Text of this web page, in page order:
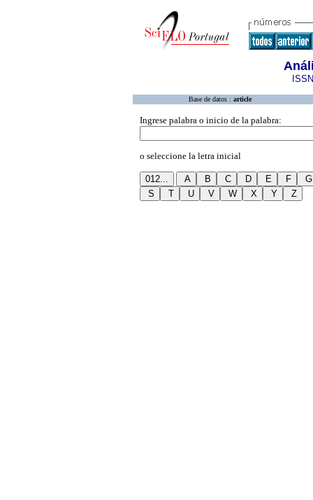
Base de datos : article
Ingrese palabra o inicio de la palabra:
o seleccione la letra inicial